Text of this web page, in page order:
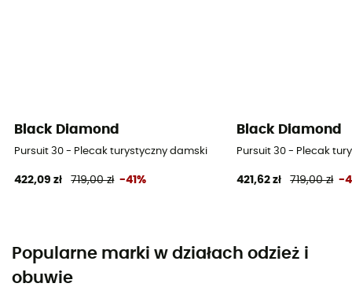
Black Diamond
Pursuit 30 - Plecak turystyczny damski
422,09 zł 719,00 zł -41%
Black Diamond
Pursuit 30 - Plecak
421,62 zł 719,00 zł -
Popularne marki w działach odzież i
obuwie